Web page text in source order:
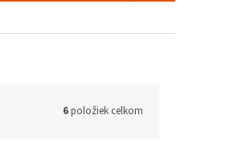
6položiek celkom